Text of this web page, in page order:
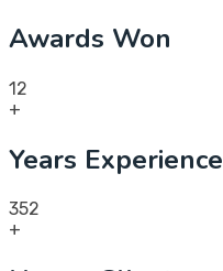
Awards Won
12
+
Years Experience
352
+